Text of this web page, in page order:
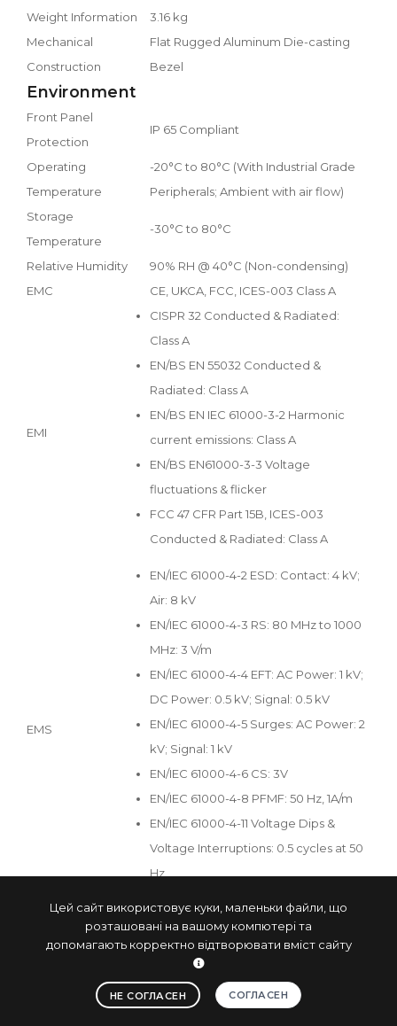
Weight Information
3.16 kg
Mechanical
Construction
Flat Rugged Aluminum Die-casting
Bezel
Environment
Front Panel
Protection
IP 65 Compliant
Operating
Temperature
-20°C to 80°C (With Industrial Grade
Peripherals; Ambient with air flow)
Storage
Temperature
-30°C to 80°C
Relative Humidity
90% RH @ 40°C (Non-condensing)
EMC
CE, UKCA, FCC, ICES-003 Class A
EMI
CISPR 32 Conducted & Radiated:
Class A
EN/BS EN 55032 Conducted &
Radiated: Class A
EN/BS EN IEC 61000-3-2 Harmonic
current emissions: Class A
EN/BS EN61000-3-3 Voltage
fluctuations & flicker
FCC 47 CFR Part 15B, ICES-003
Conducted & Radiated: Class A
EMS
EN/IEC 61000-4-2 ESD: Contact: 4 kV;
Air: 8 kV
EN/IEC 61000-4-3 RS: 80 MHz to 1000
MHz: 3 V/m
EN/IEC 61000-4-4 EFT: AC Power: 1 kV;
DC Power: 0.5 kV; Signal: 0.5 kV
EN/IEC 61000-4-5 Surges: AC Power: 2
kV; Signal: 1 kV
EN/IEC 61000-4-6 CS: 3V
EN/IEC 61000-4-8 PFMF: 50 Hz, 1A/m
EN/IEC 61000-4-11 Voltage Dips &
Voltage Interruptions: 0.5 cycles at 50
Hz
Safety UL, cUL, CB, IEC, EN 62368-1
System
Onboard 6th Intel® Core™ U
processors (Skylake)
- Intel® Core™ i5-6300U
Цей сайт використовує куки, маленьки файли, що
розташовані на вашому компютері та
допомагають корректно відтворювати вміст сайту
НЕ СОГЛАСЕН СОГЛАСЕН